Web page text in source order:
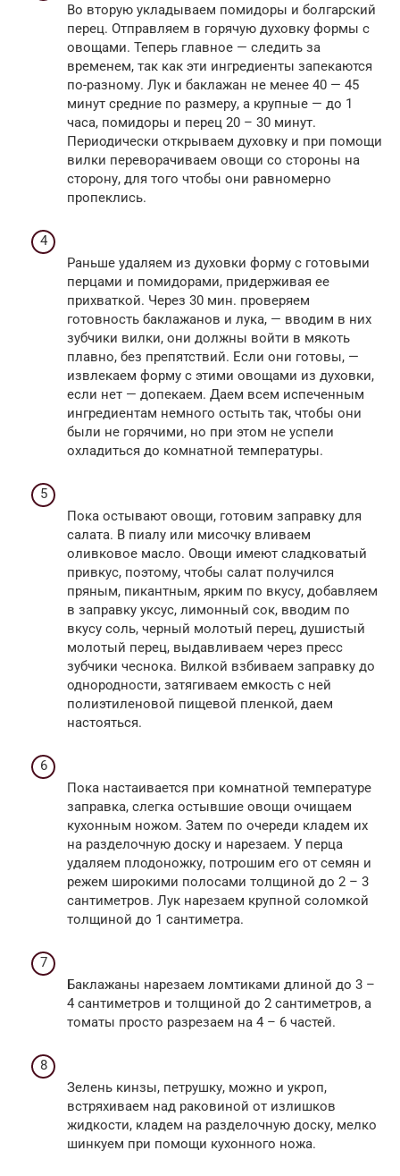
Во вторую укладываем помидоры и болгарский
перец. Отправляем в горячую духовку формы с
овощами. Теперь главное — следить за
временем, так как эти ингредиенты запекаются
по-разному. Лук и баклажан не менее 40 — 45
минут средние по размеру, а крупные — до 1
часа, помидоры и перец 20 – 30 минут.
Периодически открываем духовку и при помощи
вилки переворачиваем овощи со стороны на
сторону, для того чтобы они равномерно
пропеклись.
Раньше удаляем из духовки форму с готовыми
перцами и помидорами, придерживая ее
прихваткой. Через 30 мин. проверяем
готовность баклажанов и лука, — вводим в них
зубчики вилки, они должны войти в мякоть
плавно, без препятствий. Если они готовы, —
извлекаем форму с этими овощами из духовки,
если нет — допекаем. Даем всем испеченным
ингредиентам немного остыть так, чтобы они
были не горячими, но при этом не успели
охладиться до комнатной температуры.
Пока остывают овощи, готовим заправку для
салата. В пиалу или мисочку вливаем
оливковое масло. Овощи имеют сладковатый
привкус, поэтому, чтобы салат получился
пряным, пикантным, ярким по вкусу, добавляем
в заправку уксус, лимонный сок, вводим по
вкусу соль, черный молотый перец, душистый
молотый перец, выдавливаем через пресс
зубчики чеснока. Вилкой взбиваем заправку до
однородности, затягиваем емкость с ней
полиэтиленовой пищевой пленкой, даем
настояться.
Пока настаивается при комнатной температуре
заправка, слегка остывшие овощи очищаем
кухонным ножом. Затем по очереди кладем их
на разделочную доску и нарезаем. У перца
удаляем плодоножку, потрошим его от семян и
режем широкими полосами толщиной до 2 – 3
сантиметров. Лук нарезаем крупной соломкой
толщиной до 1 сантиметра.
Баклажаны нарезаем ломтиками длиной до 3 –
4 сантиметров и толщиной до 2 сантиметров, а
томаты просто разрезаем на 4 – 6 частей.
Зелень кинзы, петрушку, можно и укроп,
встряхиваем над раковиной от излишков
жидкости, кладем на разделочную доску, мелко
шинкуем при помощи кухонного ножа.